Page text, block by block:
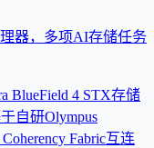
器，多项AI存储任务
BlueField 4 STX存储
自研Olympus
Fabric互连